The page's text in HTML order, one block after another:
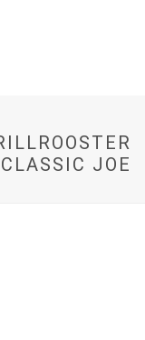
CLASSIC JOE